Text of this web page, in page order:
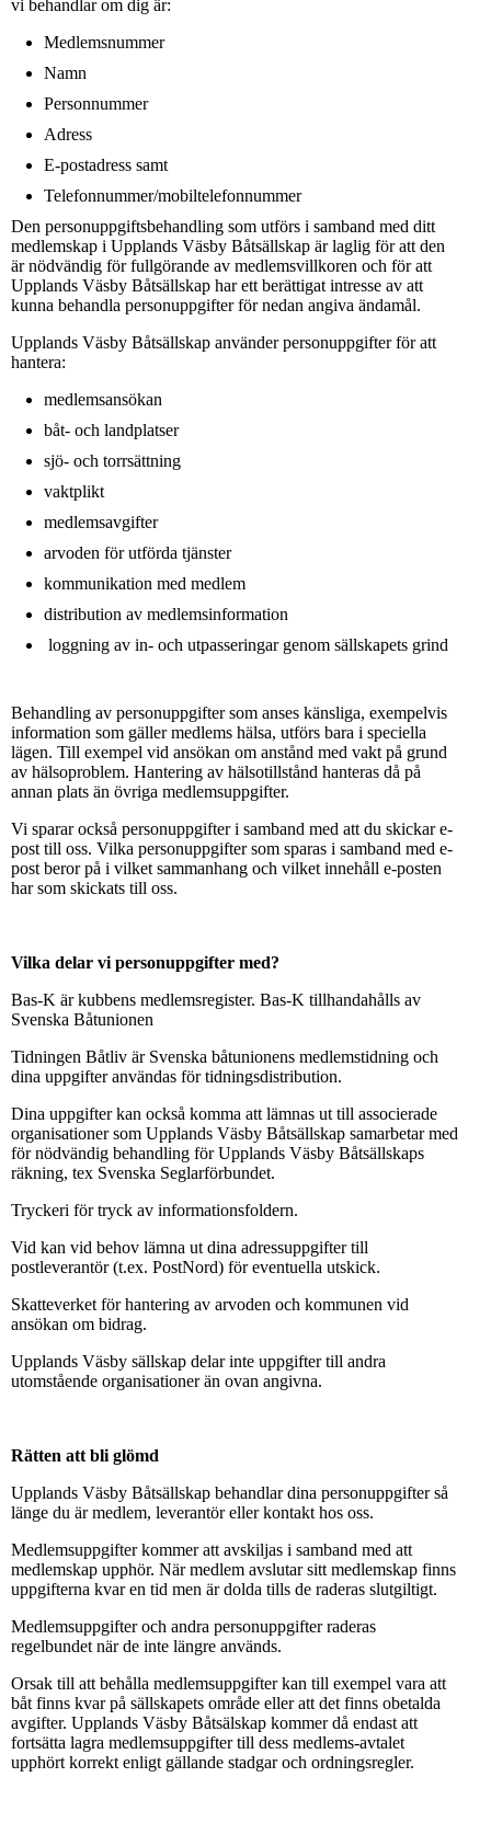
vi behandlar om dig är:
Medlemsnummer
Namn
Personnummer
Adress
E-postadress samt
Telefonnummer/mobiltelefonnummer
Den personuppgiftsbehandling som utförs i samband med ditt
medlemskap i Upplands Väsby Båtsällskap är laglig för att den
är nödvändig för fullgörande av medlemsvillkoren och för att
Upplands Väsby Båtsällskap har ett berättigat intresse av att
kunna behandla personuppgifter för nedan angiva ändamål.
Upplands Väsby Båtsällskap använder personuppgifter för att
hantera:
medlemsansökan
båt- och landplatser
sjö- och torrsättning
vaktplikt
medlemsavgifter
arvoden för utförda tjänster
kommunikation med medlem
distribution av medlemsinformation
loggning av in- och utpasseringar genom sällskapets grind
Behandling av personuppgifter som anses känsliga, exempelvis
information som gäller medlems hälsa, utförs bara i speciella
lägen. Till exempel vid ansökan om anstånd med vakt på grund
av hälsoproblem. Hantering av hälsotillstånd hanteras då på
annan plats än övriga medlemsuppgifter.
Vi sparar också personuppgifter i samband med att du skickar e-
post till oss. Vilka personuppgifter som sparas i samband med e-
post beror på i vilket sammanhang och vilket innehåll e-posten
har som skickats till oss.
Vilka delar vi personuppgifter med?
Bas-K är kubbens medlemsregister. Bas-K tillhandahålls av
Svenska Båtunionen
Tidningen Båtliv är Svenska båtunionens medlemstidning och
dina uppgifter användas för tidningsdistribution.
Dina uppgifter kan också komma att lämnas ut till associerade
organisationer som Upplands Väsby Båtsällskap samarbetar med
för nödvändig behandling för Upplands Väsby Båtsällskaps
räkning, tex Svenska Seglarförbundet.
Tryckeri för tryck av informationsfoldern.
Vid kan vid behov lämna ut dina adressuppgifter till
postleverantör (t.ex. PostNord) för eventuella utskick.
Skatteverket för hantering av arvoden och kommunen vid
ansökan om bidrag.
Upplands Väsby sällskap delar inte uppgifter till andra
utomstående organisationer än ovan angivna.
Rätten att bli glömd
Upplands Väsby Båtsällskap behandlar dina personuppgifter så
länge du är medlem, leverantör eller kontakt hos oss.
Medlemsuppgifter kommer att avskiljas i samband med att
medlemskap upphör. När medlem avslutar sitt medlemskap finns
uppgifterna kvar en tid men är dolda tills de raderas slutgiltigt.
Medlemsuppgifter och andra personuppgifter raderas
regelbundet när de inte längre används.
Orsak till att behålla medlemsuppgifter kan till exempel vara att
båt finns kvar på sällskapets område eller att det finns obetalda
avgifter. Upplands Väsby Båtsälskap kommer då endast att
fortsätta lagra medlemsuppgifter till dess medlems-avtalet
upphört korrekt enligt gällande stadgar och ordningsregler.